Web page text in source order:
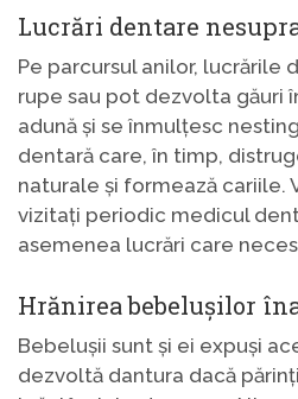
Lucrări dentare
Pe parcursul anilor, lucrările
rupe sau pot dezvolta găuri
adună și se înmulțesc
dentară care, în timp,
naturale și formează cariile.
vizitați periodic medicul
asemenea lucrări care
Hrănirea bebelușilor
Bebelușii sunt și ei expuși
dezvoltă dantura dacă